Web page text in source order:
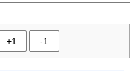
+1 -1